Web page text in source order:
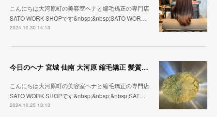
こんにちは大河原町の美容室ヘナと縮毛矯正の専門店
SATO WORK SHOPです&nbsp;&nbsp;SATO WOR…
2024.10.30 14:13
今日のヘナ 宮城 仙南 大河原 縮毛矯正 髪質改善 ヘナ 美容室 SATO WORK SHOP
こんにちは大河原町の美容室ヘナと縮毛矯正の専門店
SATO WORK SHOPです&nbsp;&nbsp;&nbsp;SAT…
2024.10.25 13:13